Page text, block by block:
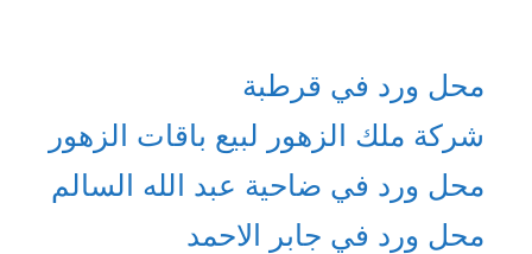
محل ورد في قرطبة
شركة ملك الزهور لبيع باقات الزهور
محل ورد في ضاحية عبد الله السالم
محل ورد في جابر الاحمد